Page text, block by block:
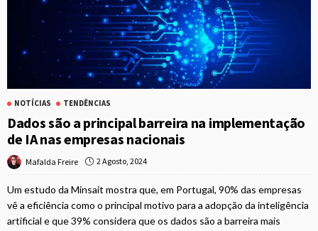
NOTÍCIAS TENDÊNCIAS
Dados são a principal barreira na implementação
de IA nas empresas nacionais
Mafalda Freire 2 Agosto, 2024
Um estudo da Minsait mostra que, em Portugal, 90% das empresas
vê a eficiência como o principal motivo para a adopção da inteligência
artificial e que 39% considera que os dados são a barreira mais